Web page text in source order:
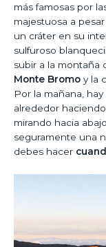
más famosas por
majestuosa a
un cráter en su
sulfuroso
subir a la montaña
Monte Bromo y la
Por la mañana,
alrededor
mirando hacia
seguramente una
debes hacer